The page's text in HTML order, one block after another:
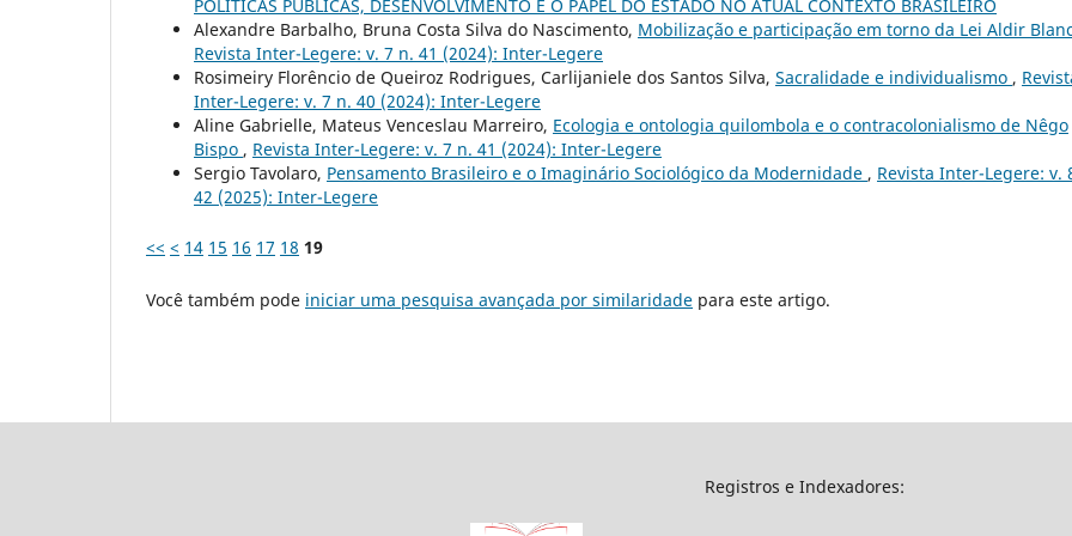
POLÍTICAS PÚBLICAS, DESENVOLVIMENTO E O PAPEL DO ESTADO NO ATUAL CONTEXTO BRASILEIRO
Alexandre Barbalho, Bruna Costa Silva do Nascimento, Mobilização e participação em torno da Lei Aldir Blanc
Revista Inter-Legere: v. 7 n. 41 (2024): Inter-Legere
Rosimeiry Florêncio de Queiroz Rodrigues, Carlijaniele dos Santos Silva, Sacralidade e individualismo ,
Inter-Legere: v. 7 n. 40 (2024): Inter-Legere
Aline Gabrielle, Mateus Venceslau Marreiro, Ecologia e ontologia quilombola e o contracolonialismo de Nêgo
Bispo , Revista Inter-Legere: v. 7 n. 41 (2024): Inter-Legere
Sergio Tavolaro, Pensamento Brasileiro e o Imaginário Sociológico da Modernidade , Revista Inter-Legere: v.
42 (2025): Inter-Legere
<< < 14 15 16 17 18 19
Você também pode iniciar uma pesquisa avançada por similaridade para este artigo.
Registros e Indexadores: